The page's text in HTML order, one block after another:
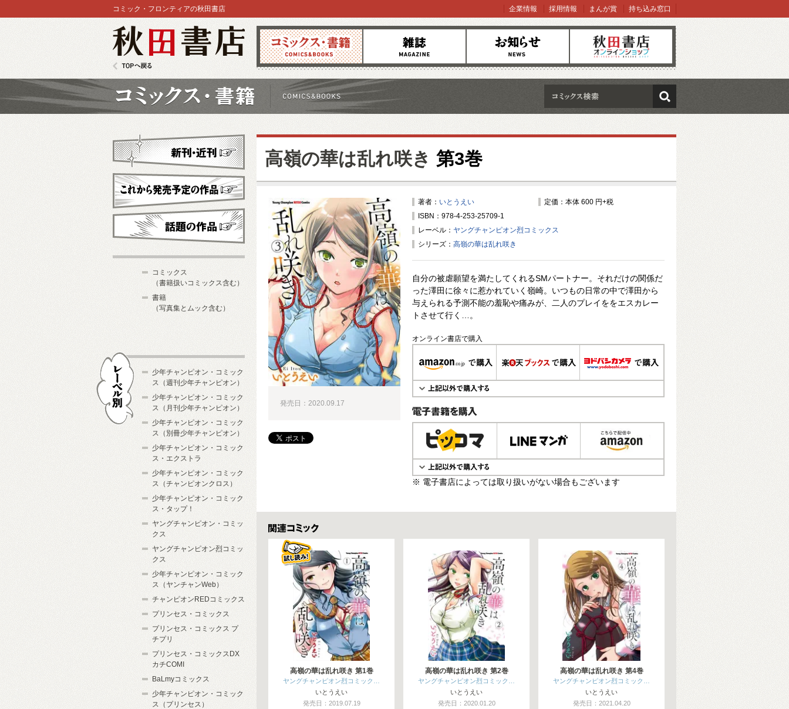
コミックス 雑誌 お知らせ オンラインショップ
コミック・フロンティアの秋田書店 企業情報 採用情報 まんが賞 持ち込み窓口
検索
高嶺の華は乱れ咲き 第3巻
著者： いとうえい
定価：本体 600 円+税
ISBN：978-4-253-25709-1
レーベル： ヤングチャンピオン烈コミックス
シリーズ： 高嶺の華は乱れ咲き
自分の被虐願望を満たしてくれるSMパートナー。それだけの関係だ
った澤田に徐々に惹かれていく嶺崎。いつもの日常の中で澤田から
与えられる予測不能の羞恥や痛みが、二人のプレイををエスカレー
トさせて行く…。
オンライン書店で購入
電子書籍で購入
※ 電子書店によっては取り扱いがない場合もございます
発売日：2020.09.17
関連コミックス
高嶺の華は乱れ咲き 第1巻
ヤングチャンピオン烈コミック…
いとうえい
発売日：2019.07.19
高嶺の華は乱れ咲き 第2巻
ヤングチャンピオン烈コミック…
いとうえい
発売日：2020.01.20
高嶺の華は乱れ咲き 第4巻
ヤングチャンピオン烈コミック…
いとうえい
発売日：2021.04.20
新刊・近刊
これから発売予定
コミックス
（書籍扱いコミックス含む）
書籍
（写真集とムック含む）
少年チャンピオン・コミック
ス（週刊少年チャンピオン）
少年チャンピオン・コミック
ス（月刊少年チャンピオン）
少年チャンピオン・コミック
ス（別冊少年チャンピオン）
少年チャンピオン・コミック
ス・エクストラ
少年チャンピオン・コミック
ス（チャンピオンクロス）
少年チャンピオン・コミック
ス・タップ！
ヤングチャンピオン・コミッ
クス
ヤングチャンピオン烈コミッ
クス
少年チャンピオン・コミック
ス（ヤンチャンWeb）
チャンピオンREDコミックス
プリンセス・コミックス
プリンセス・コミックス プ
チプリ
プリンセス・コミックスDX
カチCOMI
BaLmyコミックス
少年チャンピオン・コミック
ス（プリンセス）